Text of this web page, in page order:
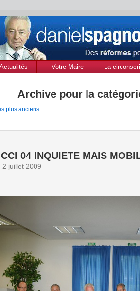
Votre Maire
La
Archive pour la
plus anciens
04 INQUIETE MAIS
2 juillet 2009